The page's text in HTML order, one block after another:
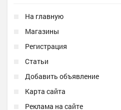
На главную
Магазины
Регистрация
Статьи
Добавить объявление
Карта сайта
Реклама на сайте